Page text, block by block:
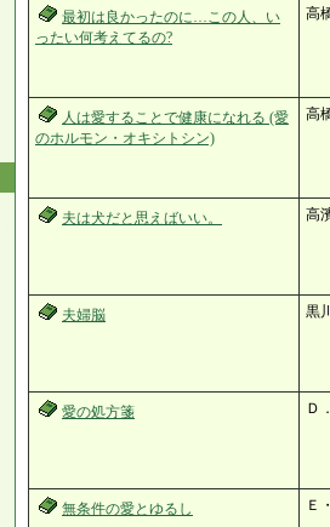
最初は良かったのに…この人、い
ったい何考えてるの?
高
人は愛することで健康になれる (愛
のホルモン・オキシトシン)
高
夫は犬だと思えばいい。 高
夫婦脳 黒
愛の処方箋 Ｄ
無条件の愛とゆるし Ｅ